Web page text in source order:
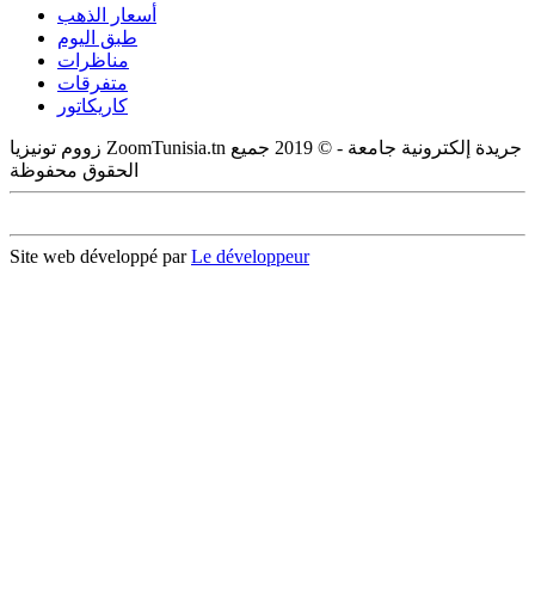
أسعار الذهب
طبق اليوم
مناظرات
متفرقات
كاريكاتور
زووم تونيزيا ZoomTunisia.tn جريدة إلكترونية جامعة - © 2019 جميع
الحقوق محفوظة
Site web développé parLe développeur